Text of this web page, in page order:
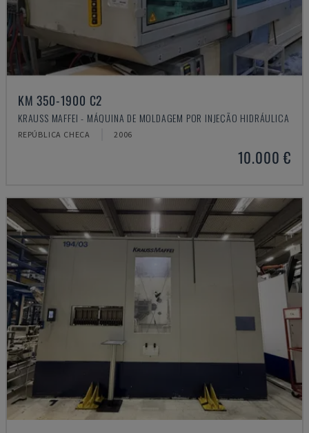
KM 350-1900 C2
KRAUSS MAFFEI - MÁQUINA DE MOLDAGEM POR INJEÇÃO HIDRÁULICA
REPÚBLICA CHECA 2006
10.000 €